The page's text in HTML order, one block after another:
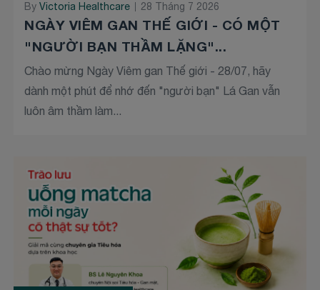
ByVictoria Healthcare 28 Tháng 7 2026
NGÀY VIÊM GAN THẾ GIỚI - CÓ MỘT
"NGƯỜI BẠN THẦM LẶNG"...
Chào mừng Ngày Viêm gan Thế giới - 28/07, hãy
dành một phút để nhớ đến "người bạn" Lá Gan vẫn
luôn âm thầm làm...